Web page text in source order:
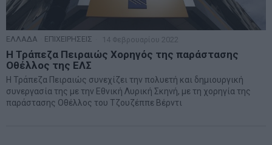
ΕΛΛΑΔΑ ΕΠΙΧΕΙΡΗΣΕΙΣ 14 Φεβρουαρίου 2022
H Τράπεζα Πειραιώς Χορηγός της παράστασης
Οθέλλος της ΕΛΣ
Η Τράπεζα Πειραιώς συνεχίζει την πολυετή και δημιουργική
συνεργασία της με την Εθνική Λυρική Σκηνή, με τη χορηγία της
παράστασης Οθέλλος του Τζουζέππε Βέρντι